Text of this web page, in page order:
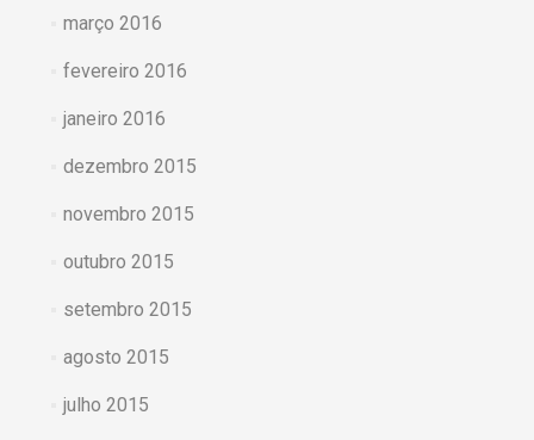
março 2016
fevereiro 2016
janeiro 2016
dezembro 2015
novembro 2015
outubro 2015
setembro 2015
agosto 2015
julho 2015